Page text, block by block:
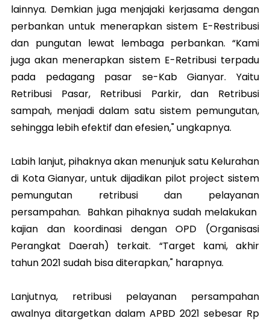
lainnya. Demkian juga menjajaki kerjasama dengan
perbankan untuk menerapkan sistem E-Restribusi
dan pungutan lewat lembaga perbankan. “Kami
juga akan menerapkan sistem E-Retribusi terpadu
pada pedagang pasar se-Kab Gianyar. Yaitu
Retribusi Pasar, Retribusi Parkir, dan Retribusi
sampah, menjadi dalam satu sistem pemungutan,
sehingga lebih efektif dan efesien," ungkapnya.
Labih lanjut, pihaknya akan menunjuk satu Kelurahan
di Kota Gianyar, untuk dijadikan pilot project sistem
pemungutan retribusi dan pelayanan
persampahan. Bahkan pihaknya sudah melakukan
kajian dan koordinasi dengan OPD (Organisasi
Perangkat Daerah) terkait. “Target kami, akhir
tahun 2021 sudah bisa diterapkan," harapnya.
Lanjutnya, retribusi pelayanan persampahan
awalnya ditargetkan dalam APBD 2021 sebesar Rp